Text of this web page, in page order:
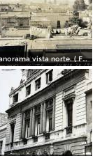
Panorama vista norte. ( Fechada el 20 de Junio de 1905 ).